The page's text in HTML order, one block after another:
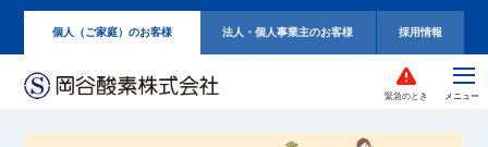
個人（ご家庭）のお客様 法人・個人事業主のお客様 採用情報
緊急のとき